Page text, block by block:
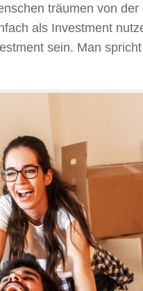
träumen von
als Investment
sein. Man